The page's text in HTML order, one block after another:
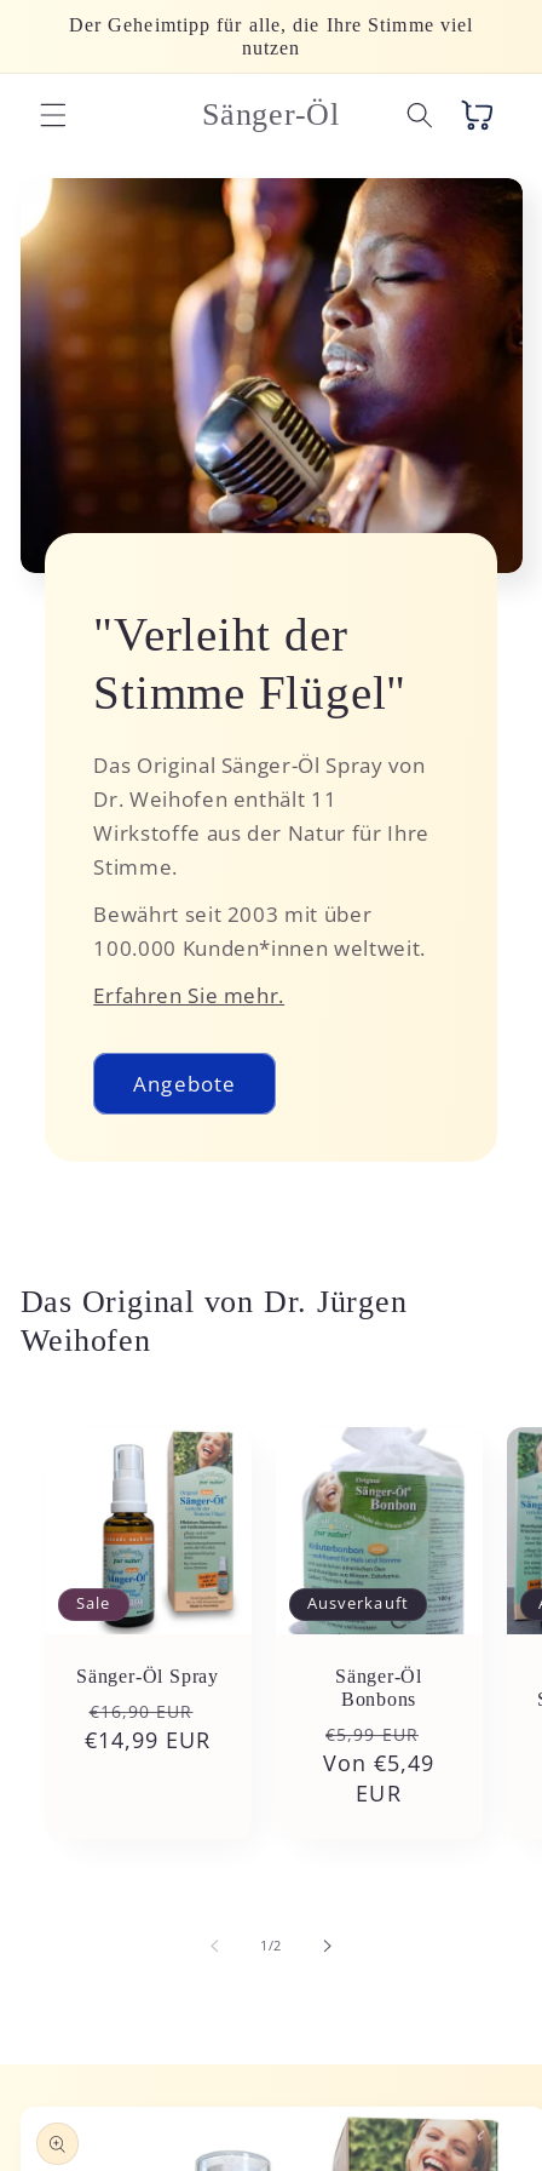
zumDer Geheimtipp für alle, die Ihre Stimme viel
nutzen
Sänger-Öl Warenkorb
"Verleiht der
Stimme Flügel"
Das Original Sänger-Öl Spray von
Dr. Weihofen enthält 11
Wirkstoffe aus der Natur für Ihre
Stimme.
Bewährt seit 2003 mit über
100.000 Kunden*innen weltweit.
Erfahren Sie mehr.
Angebote
Das Original von Dr. Jürgen
Weihofen
Sale
Sänger-Öl Spray
Normaler
Preis
€16,90 EUR
Verkaufspreis
€14,99 EUR
Ausverkauft
Sänger-Öl
Bonbons
Normaler
Preis
€5,99 EUR
Von €5,49
EUR
1 /von
2